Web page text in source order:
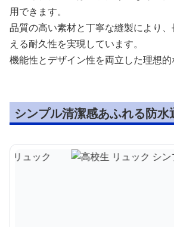
用できます。
品質の高い素材と丁寧な縫製により
える耐久性を実現しています。
機能性とデザイン性を両立した理想的
シンプル清潔感あふれる防水